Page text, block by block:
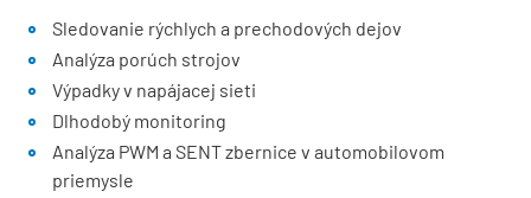
Sledovanie rýchlych a prechodových dejov
Analýza porúch strojov
Výpadky v napájacej sieti
Dlhodobý monitoring
Analýza PWM a SENT zbernice v automobilovom
priemysle